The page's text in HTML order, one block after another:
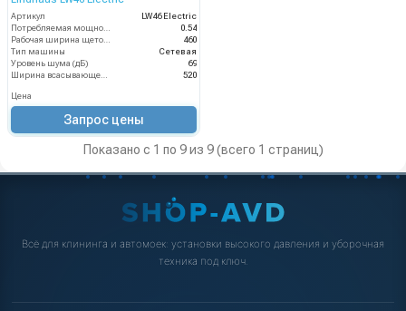
Артикул
LW46 Electric
Потребляемая мощность (кВт)
0.54
Рабочая ширина щеток (мм)
460
Тип машины
Сетевая
Уровень шума (дБ)
69
Ширина всасывающей балки (мм)
520
Цена
Запрос цены
Показано с 1 по 9 из 9 (всего 1 страниц)
Всё для клининга и автомоек: установки высокого давления и уборочная
техника под ключ.